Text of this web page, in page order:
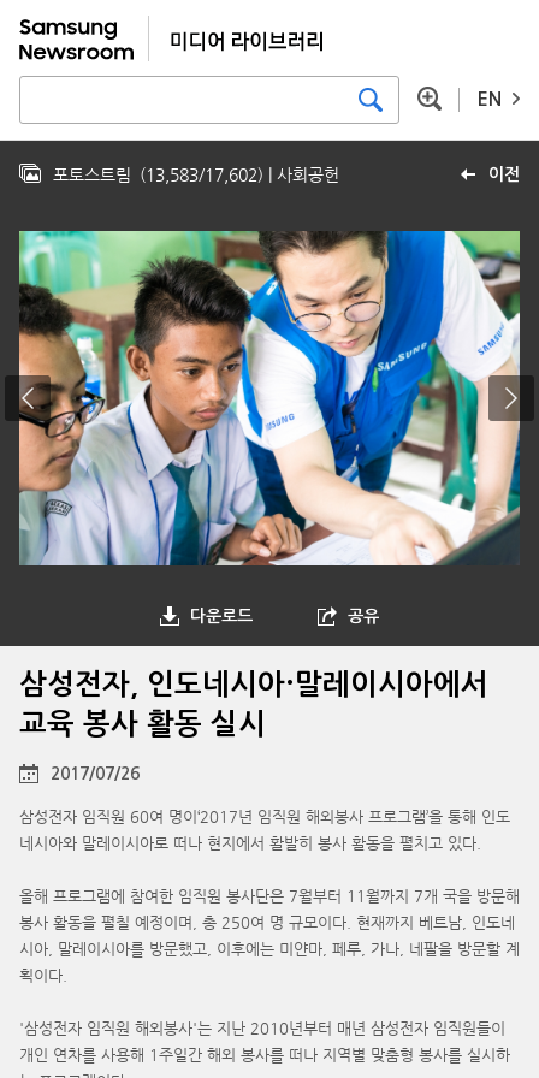
EN
이전
포토스트림 (13,583/17,602) | 사회공헌
다운로드 공유
삼성전자, 인도네시아·말레이시아에서
교육 봉사 활동 실시
2017/07/26
삼성전자 임직원 60여 명이‘2017년 임직원 해외봉사 프로그램’을 통해 인도
네시아와 말레이시아로 떠나 현지에서 활발히 봉사 활동을 펼치고 있다.
올해 프로그램에 참여한 임직원 봉사단은 7월부터 11월까지 7개 국을 방문해
봉사 활동을 펼칠 예정이며, 총 250여 명 규모이다. 현재까지 베트남, 인도네
시아, 말레이시아를 방문했고, 이후에는 미얀마, 페루, 가나, 네팔을 방문할 계
획이다.
'삼성전자 임직원 해외봉사'는 지난 2010년부터 매년 삼성전자 임직원들이
개인 연차를 사용해 1주일간 해외 봉사를 떠나 지역별 맞춤형 봉사를 실시하